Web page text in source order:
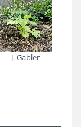
J. Gabler